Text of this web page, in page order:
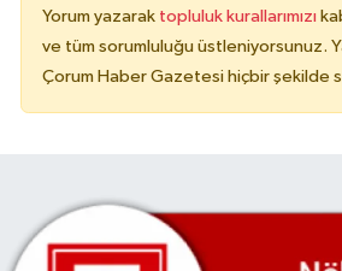
Yorum yazarak topluluk kurallarımızı
ve tüm sorumluluğu üstleniyorsunuz.
Çorum Haber Gazetesi hiçbir şekilde